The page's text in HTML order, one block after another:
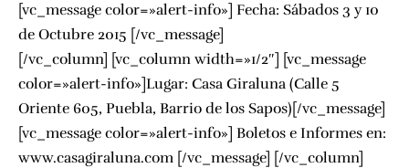
[vc_message color=»alert-info»] Fecha: Sábados 3 y 10
de Octubre 2015 [/vc_message]
[/vc_column] [vc_column width=»1/2″] [vc_message
color=»alert-info»]Lugar: Casa Giraluna (Calle 5
Oriente 605, Puebla, Barrio de los Sapos)[/vc_message]
[vc_message color=»alert-info»] Boletos e Informes en:
www.casagiraluna.com [/vc_message] [/vc_column]